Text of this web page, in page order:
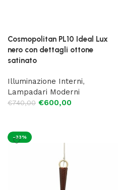
Cosmopolitan PL10 Ideal Lux
nero con dettagli ottone
satinato
Illuminazione Interni,
Lampadari Moderni
€740,00 €600,00
-33%